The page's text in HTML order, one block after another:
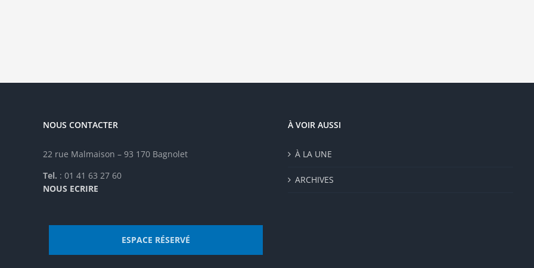
NOUS CONTACTER
22 rue Malmaison – 93 170 Bagnolet
Tel. : 01 41 63 27 60
NOUS ECRIRE
ESPACE RÉSERVÉ
À VOIR AUSSI
À LA UNE
ARCHIVES